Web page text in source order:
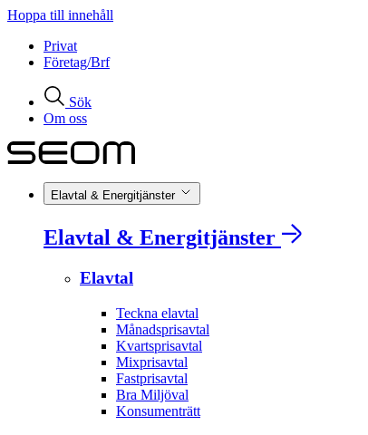
Hoppa till innehåll
Privat
Företag/Brf
Sök
Om oss
Elavtal & Energitjänster
Elavtal & Energitjänster
Elavtal
Teckna elavtal
Månadsprisavtal
Kvartsprisavtal
Mixprisavtal
Fastprisavtal
Bra Miljöval
Konsumenträtt